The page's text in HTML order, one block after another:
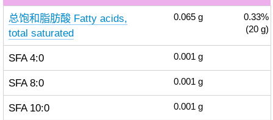
总饱和脂肪酸 Fatty acids,
total saturated
0.065 g
0.33%
(20 g)
SFA 4:0 0.001 g
SFA 8:0 0.001 g
SFA 10:0 0.001 g